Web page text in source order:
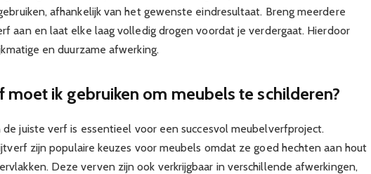
afhankelijk van het gewenste eindresultaat. Breng meerdere
aan en laat elke laag volledig drogen voordat je verdergaat. Hierdoor
en duurzame afwerking.
moet ik gebruiken om meubels te schilderen?
de juiste verf is essentieel voor een succesvol meubelverfproject.
zijn populaire keuzes voor meubels omdat ze goed hechten aan hout
Deze verven zijn ook verkrijgbaar in verschillende afwerkingen,